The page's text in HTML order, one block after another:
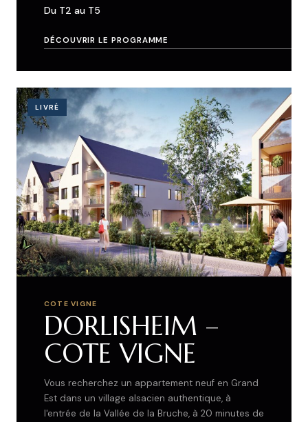
Du T2 au T5
DÉCOUVRIR LE PROGRAMME
LIVRÉ
COTE VIGNE
DORLISHEIM –
COTE VIGNE
Vous recherchez un appartement neuf en Grand
Est dans un village alsacien authentique, à
l'entrée de la Vallée de la Bruche, à 20 minutes de